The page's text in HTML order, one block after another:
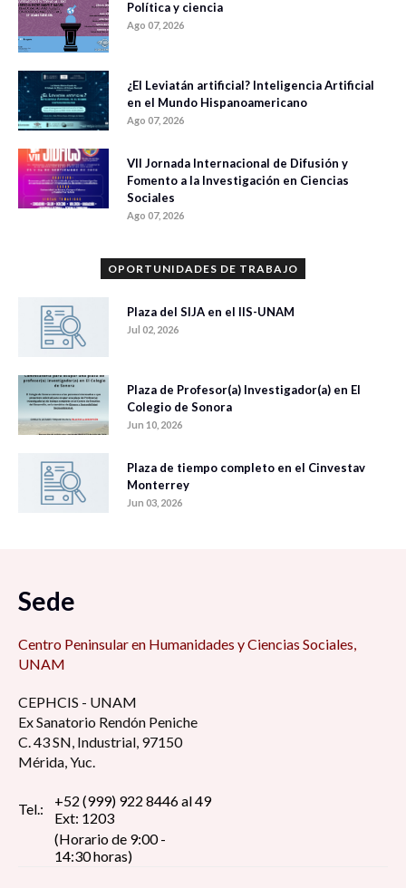
Política y ciencia
Ago 07, 2026
¿El Leviatán artificial? Inteligencia Artificial
en el Mundo Hispanoamericano
Ago 07, 2026
VII Jornada Internacional de Difusión y
Fomento a la Investigación en Ciencias
Sociales
Ago 07, 2026
OPORTUNIDADES DE TRABAJO
Plaza del SIJA en el IIS-UNAM
Jul 02, 2026
Plaza de Profesor(a) Investigador(a) en El
Colegio de Sonora
Jun 10, 2026
Plaza de tiempo completo en el Cinvestav
Monterrey
Jun 03, 2026
Sede
Centro Peninsular en Humanidades y Ciencias Sociales,
UNAM
CEPHCIS - UNAM
Ex Sanatorio Rendón Peniche
C. 43 SN, Industrial, 97150
Mérida, Yuc.
Tel.:
+52 (999) 922 8446 al 49
Ext: 1203
(Horario de 9:00 -
14:30 horas)